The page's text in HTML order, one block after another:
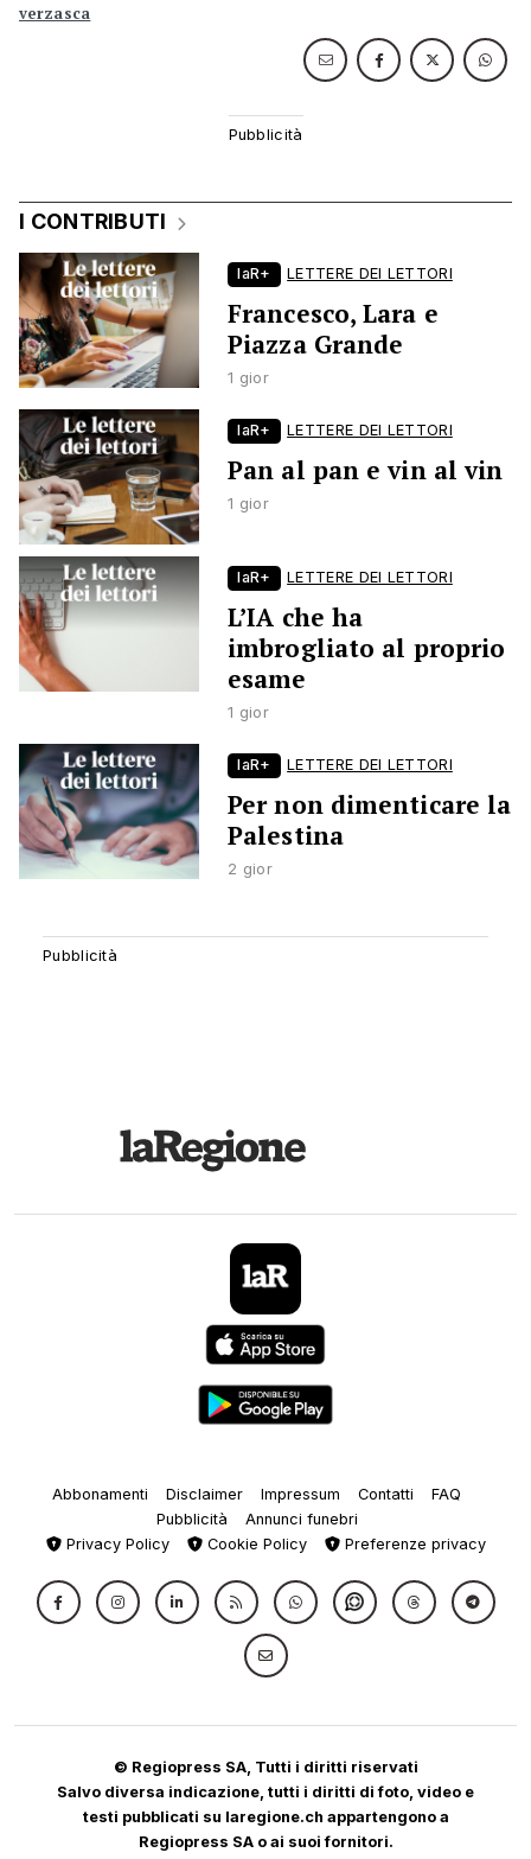
verzasca
I CONTRIBUTI
laR+ LETTERE DEI LETTORI
Francesco, Lara e
Piazza Grande
1 gior
laR+ LETTERE DEI LETTORI
Pan al pan e vin al vin
1 gior
laR+ LETTERE DEI LETTORI
L’IA che ha
imbrogliato al proprio
esame
1 gior
laR+ LETTERE DEI LETTORI
Per non dimenticare la
Palestina
2 gior
Abbonamenti Disclaimer Impressum Contatti
FAQ
Pubblicità
Annunci funebri
Privacy Policy
Cookie Policy Preferenze privacy
© Regiopress SA, Tutti i diritti riservati
Salvo diversa indicazione, tutti i diritti di foto, video e
testi pubblicati su laregione.ch appartengono a
Regiopress SA o ai suoi fornitori.